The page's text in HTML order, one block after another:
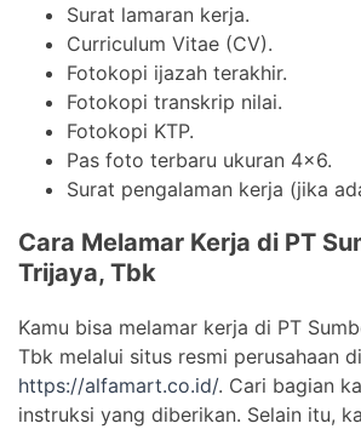
Surat lamaran kerja.
Curriculum Vitae (CV).
Fotokopi ijazah terakhir.
Fotokopi transkrip nilai.
Fotokopi KTP.
Pas foto terbaru ukuran 4×6.
Surat pengalaman kerja (jika
Cara Melamar Kerja di PT
Trijaya, Tbk
Kamu bisa melamar kerja di PT
Tbk melalui situs resmi perusahaan di
https://alfamart.co.id/. Cari bagian
instruksi yang diberikan. Selain itu,